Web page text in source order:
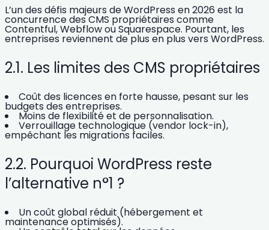
L’un des défis majeurs de WordPress en 2026 est la
concurrence des CMS propriétaires comme
Contentful, Webflow ou Squarespace. Pourtant, les
entreprises reviennent de plus en plus vers WordPress.
2.1. Les limites des CMS propriétaires
Coût des licences en forte hausse, pesant sur les
budgets des entreprises.
Moins de flexibilitéet de personnalisation.
Verrouillage technologique (vendor lock-in),
empêchant les migrations faciles.
2.2. Pourquoi WordPress reste
l’alternative n°1 ?
Un coût global réduit (hébergement et
maintenance optimisés).